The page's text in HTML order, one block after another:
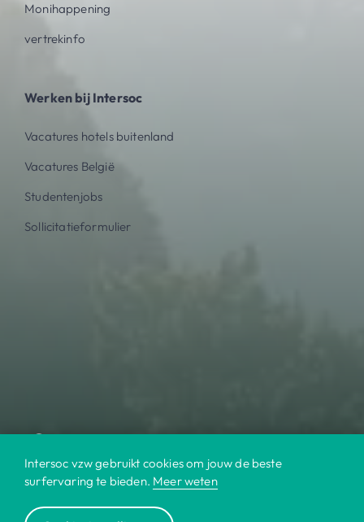
Monihappening
vertrekinfo
Werken bij Intersoc
Vacatures hotels buitenland
Vacatures België
Studentenjobs
Sollicitatieformulier
Intersoc vzw gebruikt cookies om jouw de beste
surfervaring te bieden. Meer weten